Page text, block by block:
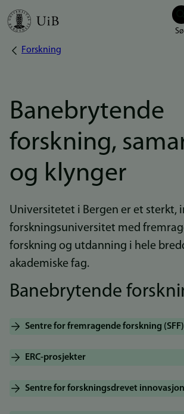
Hopp
hovedinnhold
Navigasjonssti
Forskning
Banebrytende
forskning,
og klynger
Universitetet i Bergen er et sterkt,
forskningsuniversitet med
forskning og utdanning i hele
akademiske fag.
Banebrytende
Sentre for fremragende forskning (SFF)
ERC-prosjekter
Sentre for forskningsdrevet innovasjon